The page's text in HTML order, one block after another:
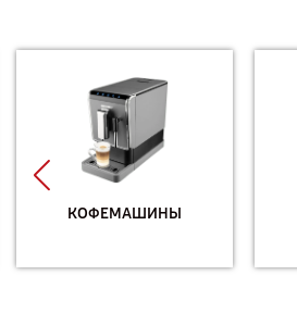
КОФЕМАШИНЫ